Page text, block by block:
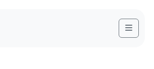
Menu
hat bereits stattgefunden.